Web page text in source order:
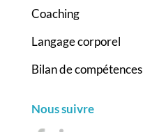
Coaching
Langage corporel
Bilan de compétences
Nous suivre